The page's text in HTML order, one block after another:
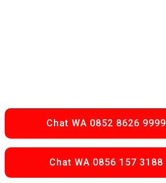
Chat WA 0852 8626 9999
Chat WA 0856 157 3188